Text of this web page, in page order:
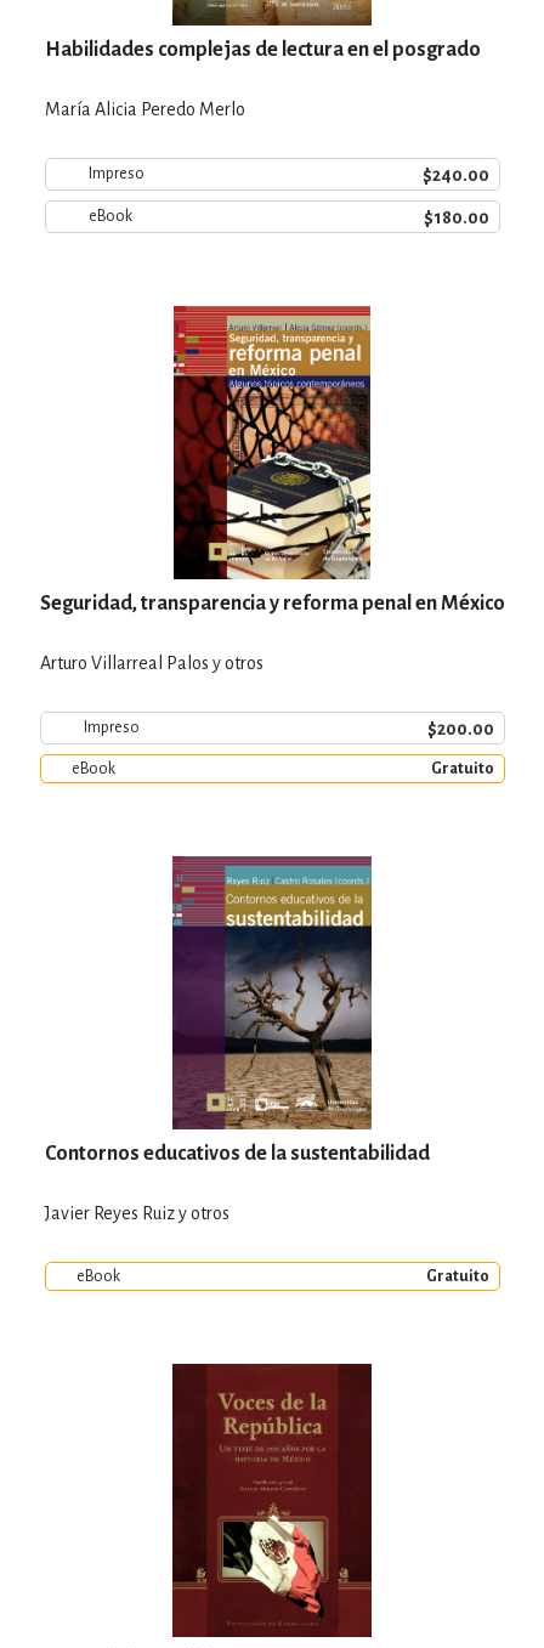
Habilidades complejas de lectura en el posgrado
María Alicia Peredo Merlo
Impreso $240.00
eBook $180.00
Seguridad, transparencia y reforma penal en México
Arturo Villarreal Palos y otros
Impreso $200.00
eBook Gratuito
Contornos educativos de la sustentabilidad
Javier Reyes Ruiz y otros
eBook Gratuito